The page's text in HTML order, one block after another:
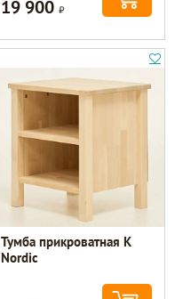
19 900Р
Тумба прикроватная К
Nordic